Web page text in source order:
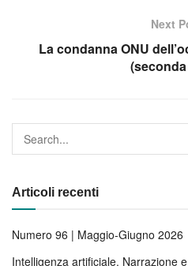
Next
La condanna ONU
Articoli recenti
Numero 96 | Maggio-Giugno 2026
Intelligenza artificiale. Narrazione